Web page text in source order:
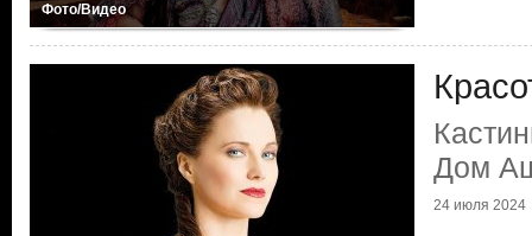
Фото/Видео
Дом
24 июля 2024